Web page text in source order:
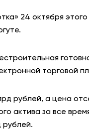
24 октября
торговой
рублей, а цена
актива за все
рублей.